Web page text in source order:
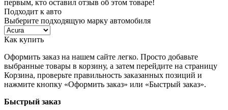
первым, кто оставил отзыв об этом товаре!
Подходит к авто
Выберите подходящую марку автомобиля
Как купить
Оформить заказ на нашем сайте легко. Просто добавьте
выбранные товары в корзину, а затем перейдите на страницу
Корзина, проверьте правильность заказанных позиций и
нажмите кнопку «Оформить заказ» или «Быстрый заказ».
Быстрый заказ